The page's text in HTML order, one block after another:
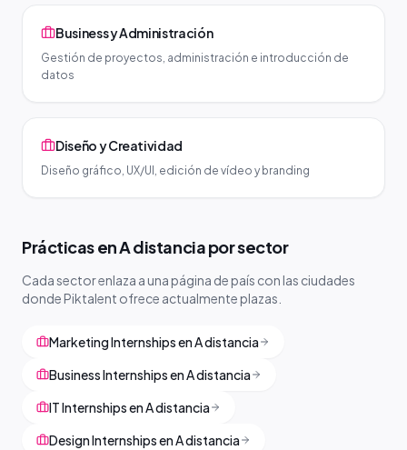
Business y Administración
Gestión de proyectos, administración e introducción de
datos
Diseño y Creatividad
Diseño gráfico, UX/UI, edición de vídeo y branding
Prácticas en A distancia por sector
Cada sector enlaza a una página de país con las ciudades
donde Piktalent ofrece actualmente plazas.
Marketing Internships en A distancia
Business Internships en A distancia
IT Internships en A distancia
Design Internships en A distancia